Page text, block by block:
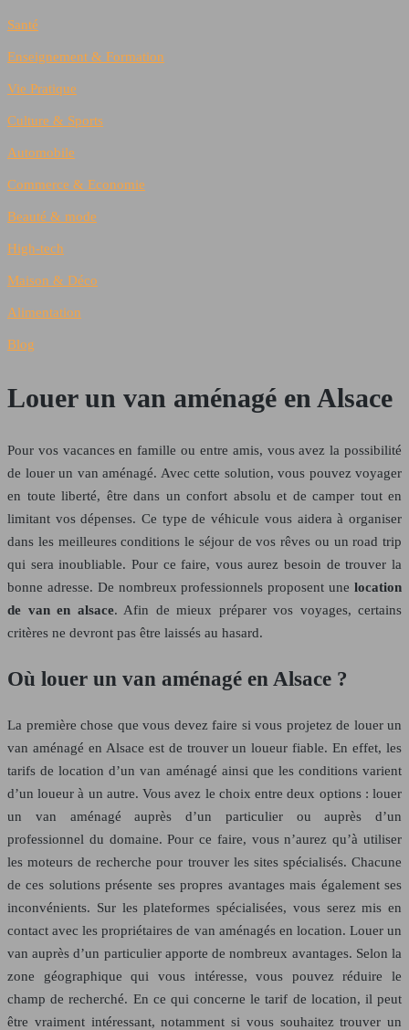
Santé
Enseignement & Formation
Vie Pratique
Culture & Sports
Automobile
Commerce & Economie
Beauté & mode
High-tech
Maison & Déco
Alimentation
Blog
Louer un van aménagé en Alsace
Pour vos vacances en famille ou entre amis, vous avez la possibilité
de louer un van aménagé. Avec cette solution, vous pouvez voyager
en toute liberté, être dans un confort absolu et de camper tout en
limitant vos dépenses. Ce type de véhicule vous aidera à organiser
dans les meilleures conditions le séjour de vos rêves ou un road trip
qui sera inoubliable. Pour ce faire, vous aurez besoin de trouver la
bonne adresse. De nombreux professionnels proposent une location
de van en alsace. Afin de mieux préparer vos voyages, certains
critères ne devront pas être laissés au hasard.
Où louer un van aménagé en Alsace ?
La première chose que vous devez faire si vous projetez de louer un
van aménagé en Alsace est de trouver un loueur fiable. En effet, les
tarifs de location d’un van aménagé ainsi que les conditions varient
d’un loueur à un autre. Vous avez le choix entre deux options : louer
un van aménagé auprès d’un particulier ou auprès d’un
professionnel du domaine. Pour ce faire, vous n’aurez qu’à utiliser
les moteurs de recherche pour trouver les sites spécialisés. Chacune
de ces solutions présente ses propres avantages mais également ses
inconvénients. Sur les plateformes spécialisées, vous serez mis en
contact avec les propriétaires de van aménagés en location. Louer un
van auprès d’un particulier apporte de nombreux avantages. Selon la
zone géographique qui vous intéresse, vous pouvez réduire le
champ de recherché. En ce qui concerne le tarif de location, il peut
être vraiment intéressant, notamment si vous souhaitez trouver un